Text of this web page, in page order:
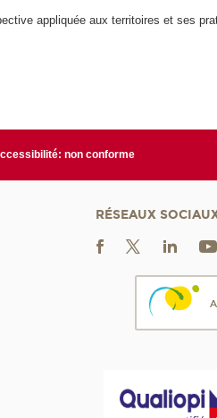
appliquée aux territoires et ses
non conforme
RÉSEAUX